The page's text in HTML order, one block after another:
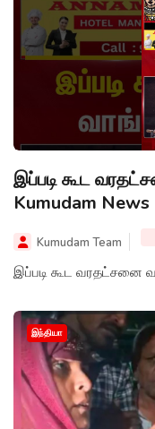
இப்படி கூட
Kumudam News
Kumudam Team
இப்படி கூட வரதட்சனை
இந்தியா